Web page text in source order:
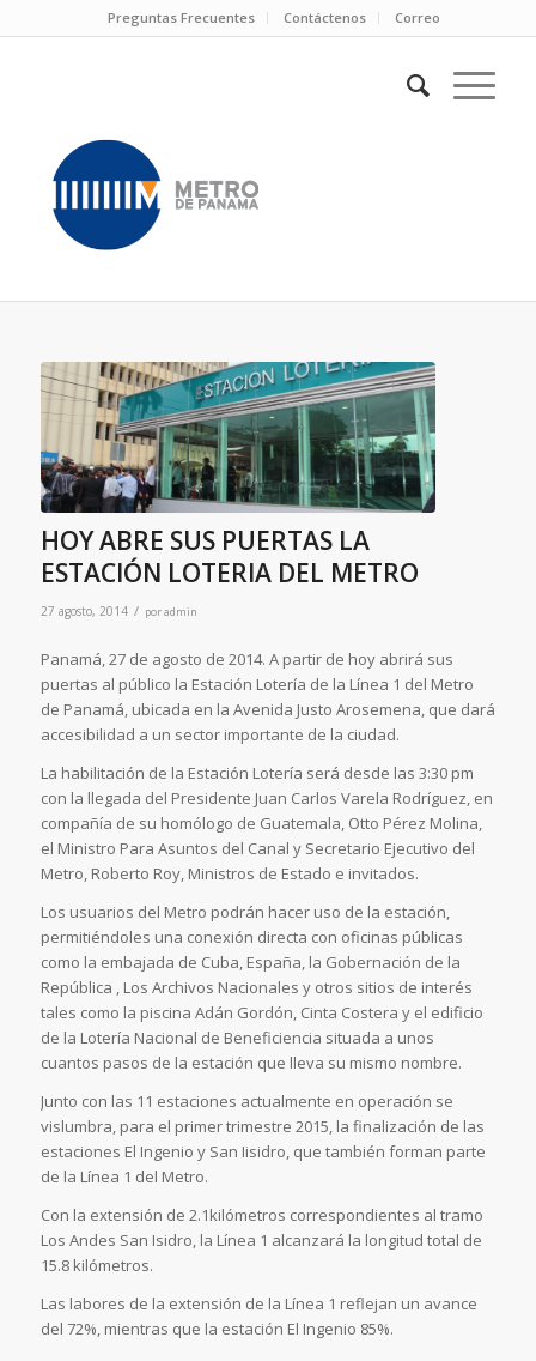
Preguntas Frecuentes Contáctenos Correo
HOY ABRE SUS PUERTAS LA
ESTACIÓN LOTERIA DEL METRO
27 agosto, 2014 / poradmin
Panamá, 27 de agosto de 2014. A partir de hoy abrirá sus
puertas al público la Estación Lotería de la Línea 1 del Metro
de Panamá, ubicada en la Avenida Justo Arosemena, que dará
accesibilidad a un sector importante de la ciudad.
La habilitación de la Estación Lotería será desde las 3:30 pm
con la llegada del Presidente Juan Carlos Varela Rodríguez, en
compañía de su homólogo de Guatemala, Otto Pérez Molina,
el Ministro Para Asuntos del Canal y Secretario Ejecutivo del
Metro, Roberto Roy, Ministros de Estado e invitados.
Los usuarios del Metro podrán hacer uso de la estación,
permitiéndoles una conexión directa con oficinas públicas
como la embajada de Cuba, España, la Gobernación de la
República , Los Archivos Nacionales y otros sitios de interés
tales como la piscina Adán Gordón, Cinta Costera y el edificio
de la Lotería Nacional de Beneficiencia situada a unos
cuantos pasos de la estación que lleva su mismo nombre.
Junto con las 11 estaciones actualmente en operación se
vislumbra, para el primer trimestre 2015, la finalización de las
estaciones El Ingenio y San Iisidro, que también forman parte
de la Línea 1 del Metro.
Con la extensión de 2.1kilómetros correspondientes al tramo
Los Andes San Isidro, la Línea 1 alcanzará la longitud total de
15.8 kilómetros.
Las labores de la extensión de la Línea 1 reflejan un avance
del 72%, mientras que la estación El Ingenio 85%.